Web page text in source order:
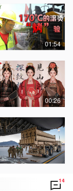
14
01:54
00:26